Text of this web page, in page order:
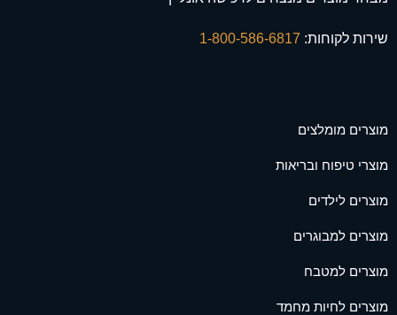
שירות לקוחות:
מוצרים מומלצים
מוצרי טיפוח ובריאות
מוצרים לילדים
מוצרים למבוגרים
מוצרים למטבח
מוצרים לחיות מחמד